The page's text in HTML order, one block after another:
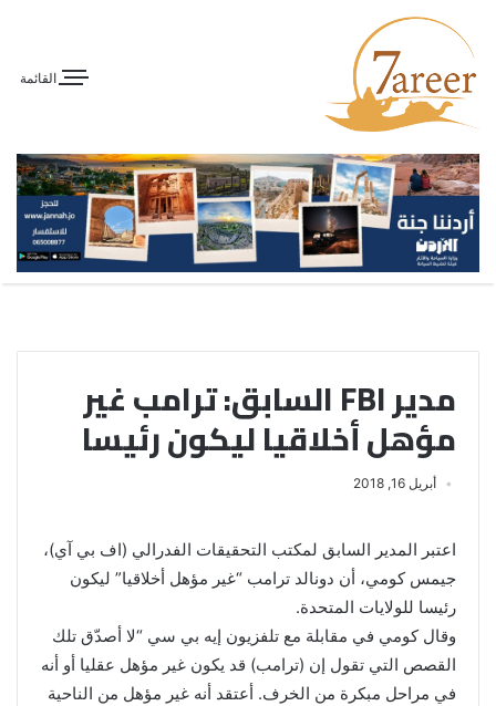
القائمة
مدير FBI السابق: ترامب غير
مؤهل أخلاقيا ليكون رئيسا
أبريل 16, 2018
اعتبر المدير السابق لمكتب التحقيقات الفدرالي (اف بي آي)،
جيمس كومي، أن دونالد ترامب “غير مؤهل أخلاقيا” ليكون
رئيسا للولايات المتحدة.
وقال كومي في مقابلة مع تلفزيون إيه بي سي “لا أصدّق تلك
القصص التي تقول إن (ترامب) قد يكون غير مؤهل عقليا أو أنه
في مراحل مبكرة من الخرف. أعتقد أنه غير مؤهل من الناحية